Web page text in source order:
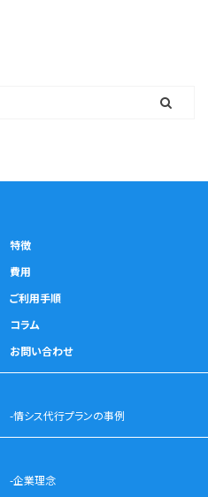
特徴
費用
ご利用手順
コラム
お問い合わせ
-情シス代行プランの事例
-企業理念